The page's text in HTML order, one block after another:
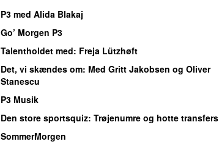
P3 med Alida Blakaj
Go’ Morgen P3
Talentholdet med: Freja Lützhøft
Det, vi skændes om: Med Gritt Jakobsen og Oliver
Stanescu
P3 Musik
Den store sportsquiz: Trøjenumre og hotte transfers
SommerMorgen